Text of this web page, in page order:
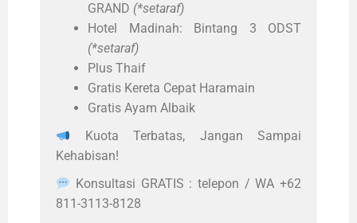
GRAND (*setaraf)
Hotel Madinah: Bintang 3 ODST
(*setaraf)
Plus Thaif
Gratis Kereta Cepat Haramain
Gratis Ayam Albaik
Kuota Terbatas, Jangan Sampai
Kehabisan!
Konsultasi GRATIS : telepon / WA +62
811-3113-8128